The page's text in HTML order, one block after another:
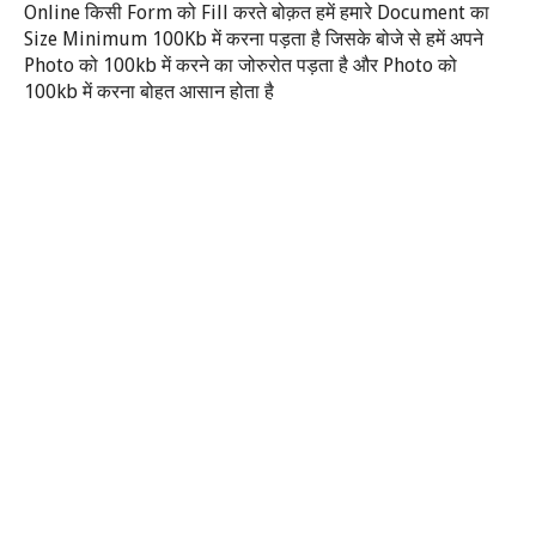
Onlineकिसी Formको Fillकरते बोक़त हमें हमारे Documentका
Size Minimum 100Kbमें करना पड़ता है जिसके बोजे से हमें अपने
Photoको 100kbमें करने का जोरुरोत पड़ता है और Photoको
100kbमें करना बोहत आसान होता है